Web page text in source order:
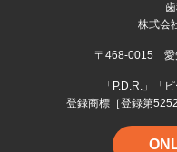
株式会
〒468-0015 愛
「P.D.R.」「
登録商標［登録第